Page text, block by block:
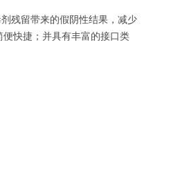
残留带来的假阴性结果，减少
快捷；并具有丰富的接口类